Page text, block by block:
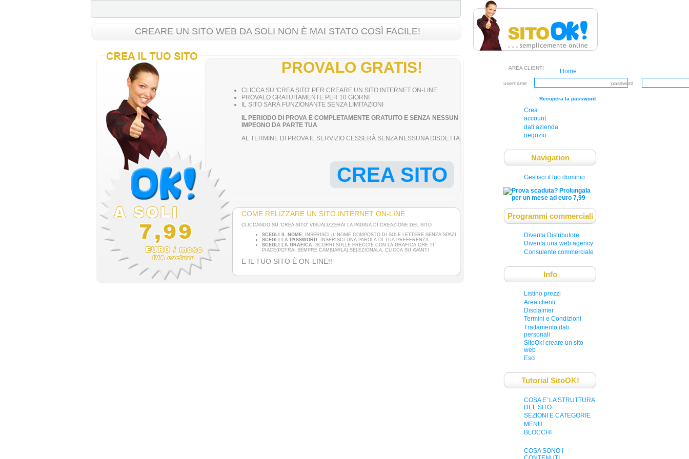
CREARE UN SITO WEB DA SOLI NON È MAI STATO COSÌ FACILE!
PROVALO GRATIS!
CLICCA SU 'CREA SITO' PER CREARE UN SITO INTERNET ON-LINE
PROVALO GRATUITAMENTE PER 10 GIORNI
IL SITO SARÀ FUNZIONANTE SENZA LIMITAZIONI
IL PERIODO DI PROVA È COMPLETAMENTE GRATUITO E SENZA NESSUN
IMPEGNO DA PARTE TUA
AL TERMINE DI PROVA IL SERVIZIO CESSERÀ SENZA NESSUNA DISDETTA
CREA SITO
COME RELIZZARE UN SITO INTERNET ON-LINE
CLICCANDO SU 'CREA SITO' VISUALIZZERAI LA PAGINA DI CREAZIONE DEL SITO
SCEGLI IL NOME: INSERISCI IL NOME COMPOSTO DI SOLE LETTERE SENZA SPAZI
SCEGLI LA PASSWORD: INSERISCI UNA PAROLA DI TUA PREFERENZA
SCEGLI LA GRAFICA: SCORRI SULLE FRECCIE CON LA GRAFICA CHE TI
PIACE(POTRAI SEMPRE CAMBIARLA),SELEZIONALA, CLICCA SU AVANTI
E IL TUO SITO È ON-LINE!!
AREA CLIENTI
username password
Recupera la password
Home
Crea
account
dati azienda
negozio
Navigation
Gestisci il tuo dominio
Programmi commerciali
Diventa Distributore
Diventa una web agency
Consulente commerciale
Info
Listino prezzi
Area clienti
Disclaimer
Termini e Condizioni
Trattamento dati
personali
SitoOk! creare un sito
web
Esci
Tutorial SitoOK!
COSA E' LA STRUTTURA
DEL SITO
SEZIONI E CATEGORIE
MENU
BLOCCHI
COSA SONO I